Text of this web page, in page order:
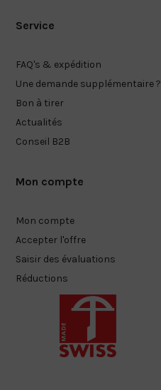
Service
FAQ's & expédition
Une demande supplémentaire ?
Bon à tirer
Actualités
Conseil B2B
Mon compte
Mon compte
Accepter l'offre
Saisir des évaluations
Réductions